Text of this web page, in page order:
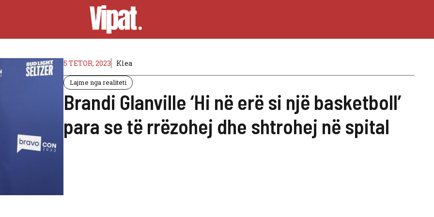
5 TETOR, 2023 Klea
Lajme nga realiteti
Brandi Glanville ‘Hi në erë si një basketboll’
para se të rrëzohej dhe shtrohej në spital